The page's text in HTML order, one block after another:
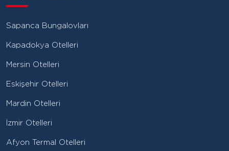
Sapanca Bungalovları
Kapadokya Otelleri
Mersin Otelleri
Eskişehir Otelleri
Mardin Otelleri
İzmir Otelleri
Afyon Termal Otelleri